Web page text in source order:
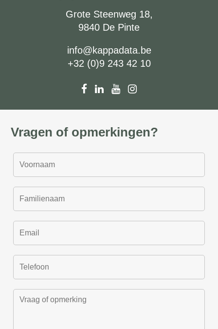
Grote Steenweg 18,
9840 De Pinte
info@kappadata.be
+32 (0)9 243 42 10
Vragen of opmerkingen?